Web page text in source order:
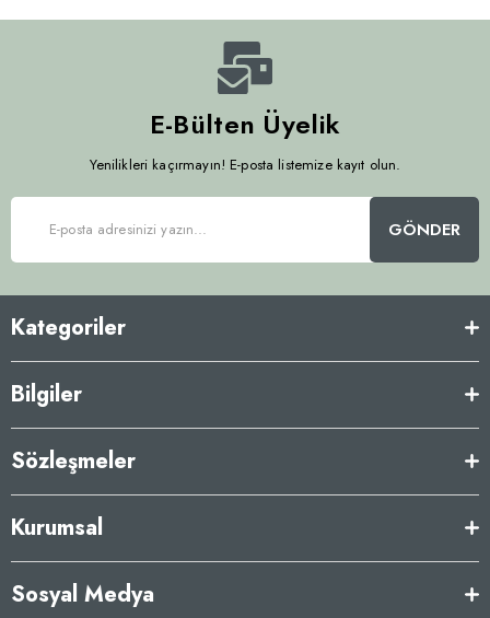
E-Bülten Üyelik
Yenilikleri kaçırmayın! E-posta listemize kayıt olun.
GÖNDER
Kategoriler
Bilgiler
Sözleşmeler
Kurumsal
Sosyal Medya